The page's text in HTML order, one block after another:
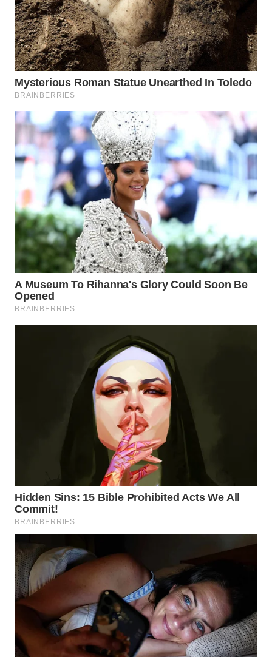
WN
MANDALIKA
WN
LIKUPANG
WN
LABUANBAJO
WN
BORNEO
Wahana
Media
Group
WAHANA
NEWS
WAHANA
TANI
INFRASTRUKTUR
WAHANA
TRAVEL
WAHANA
TV
WAHANANEWS
ID
WAHANANEWS